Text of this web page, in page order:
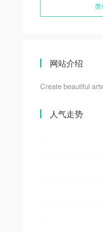
网站介绍
Create beautiful
人气走势